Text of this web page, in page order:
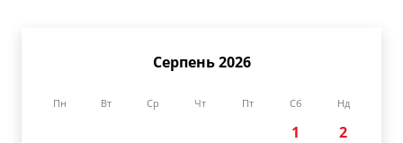
Серпень 2026
Пн Вт Ср Чт Пт Сб Нд
1
2